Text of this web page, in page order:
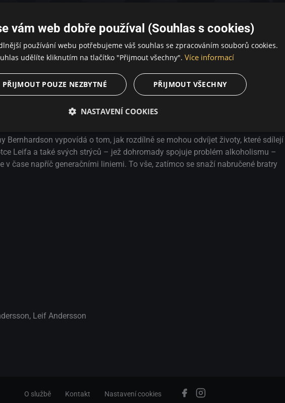
Ronny
jako
rozdílně se
čáru.
– jež
rovněž
vzájemně
v dojemnou rodinnou kroniku ze současného Švédska o snech, třídním
propojení. Sourozenecké vztahy jsou většinou v životě ty nejtrvalejší,
vyrostli v Göteborgu jako příslušníci pracující třídy. Roy se stal
skončil na ulici bez domova. Kjell se živí jako dokumentarista a Leif je v
Bernhardson vypovídá o tom, jak rozdílně se mohou odvíjet životy, které sdílejí
Leifa a také svých strýců – jež dohromady spojuje problém alkoholismu –
v čase napříč generačními liniemi. To vše, zatímco se snaží nabručené bratry
, Leif Andersson
O službě Kontakt Nastavení cookies
vám web dobře používal (Souhlas s cookies)
používání webu potřebujeme váš souhlas se zpracováním souborů cookies.
udělíte kliknutím na tlačítko "Přijmout všechny". Více informací
PŘIJMOUT VŠECHNY
PŘIJMOUT POUZE NEZBYTNÉ
NASTAVENÍ COOKIES